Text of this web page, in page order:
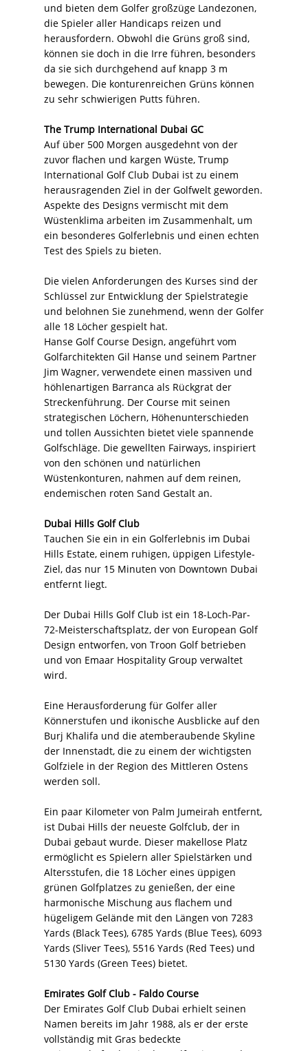
und bieten dem Golfer großzüge Landezonen,
die Spieler aller Handicaps reizen und
herausfordern. Obwohl die Grüns groß sind,
können sie doch in die Irre führen, besonders
da sie sich durchgehend auf knapp 3 m
bewegen. Die konturenreichen Grüns können
zu sehr schwierigen Putts führen.
The Trump International Dubai GC
Auf über 500 Morgen ausgedehnt von der
zuvor flachen und kargen Wüste, Trump
International Golf Club Dubai ist zu einem
herausragenden Ziel in der Golfwelt geworden.
Aspekte des Designs vermischt mit dem
Wüstenklima arbeiten im Zusammenhalt, um
ein besonderes Golferlebnis und einen echten
Test des Spiels zu bieten.
Die vielen Anforderungen des Kurses sind der
Schlüssel zur Entwicklung der Spielstrategie
und belohnen Sie zunehmend, wenn der Golfer
alle 18 Löcher gespielt hat.
Hanse Golf Course Design, angeführt vom
Golfarchitekten Gil Hanse und seinem Partner
Jim Wagner, verwendete einen massiven und
höhlenartigen Barranca als Rückgrat der
Streckenführung. Der Course mit seinen
strategischen Löchern, Höhenunterschieden
und tollen Aussichten bietet viele spannende
Golfschläge. Die gewellten Fairways, inspiriert
von den schönen und natürlichen
Wüstenkonturen, nahmen auf dem reinen,
endemischen roten Sand Gestalt an.
Dubai Hills Golf Club
Tauchen Sie ein in ein Golferlebnis im Dubai
Hills Estate, einem ruhigen, üppigen Lifestyle-
Ziel, das nur 15 Minuten von Downtown Dubai
entfernt liegt.
Der Dubai Hills Golf Club ist ein 18-Loch-Par-
72-Meisterschaftsplatz, der von European Golf
Design entworfen, von Troon Golf betrieben
und von Emaar Hospitality Group verwaltet
wird.
Eine Herausforderung für Golfer aller
Könnerstufen und ikonische Ausblicke auf den
Burj Khalifa und die atemberaubende Skyline
der Innenstadt, die zu einem der wichtigsten
Golfziele in der Region des Mittleren Ostens
werden soll.
Ein paar Kilometer von Palm Jumeirah entfernt,
ist Dubai Hills der neueste Golfclub, der in
Dubai gebaut wurde. Dieser makellose Platz
ermöglicht es Spielern aller Spielstärken und
Altersstufen, die 18 Löcher eines üppigen
grünen Golfplatzes zu genießen, der eine
harmonische Mischung aus flachem und
hügeligem Gelände mit den Längen von 7283
Yards (Black Tees), 6785 Yards (Blue Tees), 6093
Yards (Sliver Tees), 5516 Yards (Red Tees) und
5130 Yards (Green Tees) bietet.
Emirates Golf Club - Faldo Course
Der Emirates Golf Club Dubai erhielt seinen
Namen bereits im Jahr 1988, als er der erste
vollständig mit Gras bedeckte